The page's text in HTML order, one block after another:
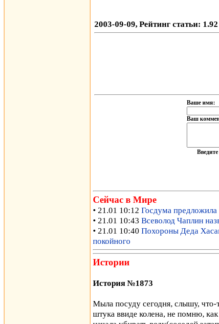
2003-09-09, Рейтинг статьи:
Ваше имя:
Ваш
Сейчас в Мире
• 21.01 10:12 Госдума предложила
• 21.01 10:43 Всеволод Чаплин
• 21.01 10:40 Похороны Деда
покойного
Истории
История №1873
Мыла посуду сегодня, слышу, что-
штука ввиде колена, не помню,